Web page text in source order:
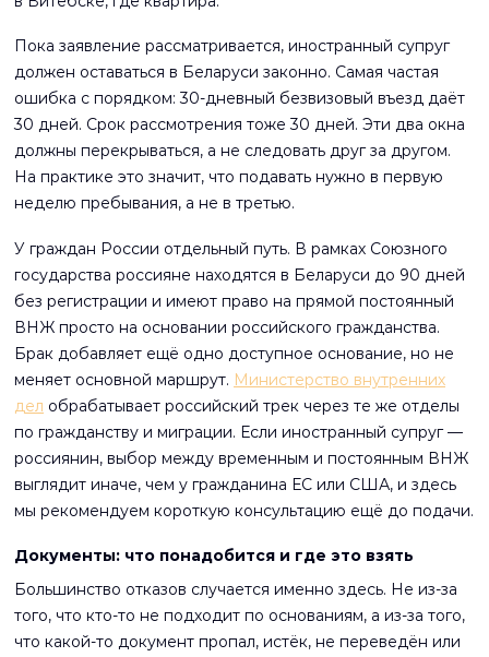
Пока заявление рассматривается, иностранный супруг
должен оставаться в Беларуси законно. Самая частая
ошибка с порядком: 30-дневный безвизовый въезд даёт
30 дней. Срок рассмотрения тоже 30 дней. Эти два окна
должны перекрываться, а не следовать друг за другом.
На практике это значит, что подавать нужно в первую
неделю пребывания, а не в третью.
У граждан России отдельный путь. В рамках Союзного
государства россияне находятся в Беларуси до 90 дней
без регистрации и имеют право на прямой постоянный
ВНЖ просто на основании российского гражданства.
Брак добавляет ещё одно доступное основание, но не
меняет основной маршрут. Министерство внутренних
дел обрабатывает российский трек через те же отделы
по гражданству и миграции. Если иностранный супруг —
россиянин, выбор между временным и постоянным ВНЖ
выглядит иначе, чем у гражданина ЕС или США, и здесь
мы рекомендуем короткую консультацию ещё до подачи.
Документы: что понадобится и где это взять
Большинство отказов случается именно здесь. Не из-за
того, что кто-то не подходит по основаниям, а из-за того,
что какой-то документ пропал, истёк, не переведён или